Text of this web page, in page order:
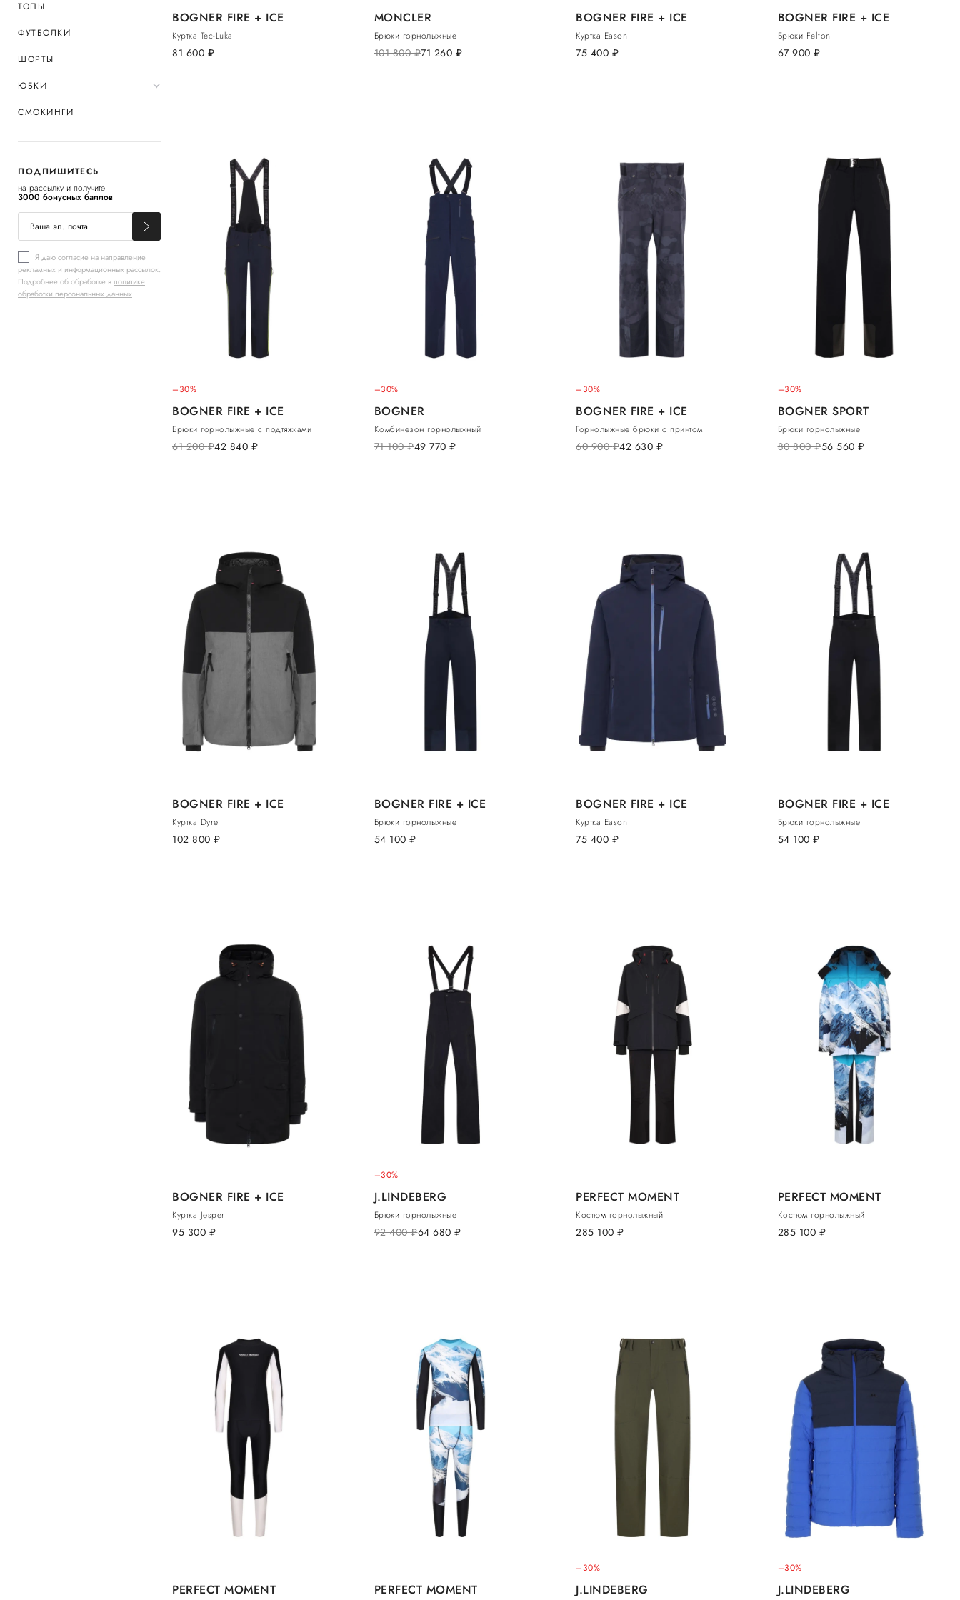
ТОПЫ
ФУТБОЛКИ
ШОРТЫ
ЮБКИ
СМОКИНГИ
ПОДПИШИТЕСЬ
на рассылку и получите
3000 бонусных баллов
Я даюсогласие на направление
рекламных и информационных рассылок.
Подробнее об обработке в политике
обработки персональных данных
BOGNER FIRE + ICE
Куртка Tec-Luka
81 600 руб.
MONCLER
Брюки горнолыжные
101 800руб.71 260 руб.
BOGNER FIRE + ICE
Куртка Eason
75 400 руб.
BOGNER FIRE + ICE
Брюки Felton
67 900 руб.
–30%
BOGNER FIRE + ICE
Брюки горнолыжные с подтяжками
61 200руб.42 840 руб.
–30%
BOGNER
Комбинезон горнолыжный
71 100руб.49 770 руб.
–30%
BOGNER FIRE + ICE
Горнолыжные брюки с принтом
60 900руб.42 630 руб.
–30%
BOGNER SPORT
Брюки горнолыжные
80 800руб.56 560 руб.
BOGNER FIRE + ICE
Куртка Dyre
102 800 руб.
BOGNER FIRE + ICE
Брюки горнолыжные
54 100 руб.
BOGNER FIRE + ICE
Куртка Eason
75 400 руб.
BOGNER FIRE + ICE
Брюки горнолыжные
54 100 руб.
BOGNER FIRE + ICE
Куртка Jesper
95 300 руб.
–30%
J.LINDEBERG
Брюки горнолыжные
92 400руб.64 680 руб.
PERFECT MOMENT
Костюм горнолыжный
285 100 руб.
PERFECT MOMENT
Костюм горнолыжный
285 100 руб.
PERFECT MOMENT PERFECT MOMENT
–30%
J.LINDEBERG
–30%
J.LINDEBERG